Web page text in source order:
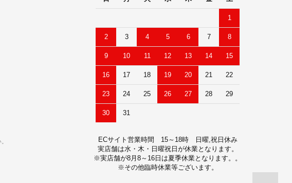
1
2 3 4 5 6 7 8
9 10 11 12 13 14 15
16 17 18 19 20 21 22
23 24 25 26 27 28 29
30 31
ECサイト営業時間 15～18時 日曜,祝日休み
実店舗は水・木・日曜祝日が休業となります。
※実店舗が8月8～16日は夏季休業となります。。
※その他臨時休業等ございます。